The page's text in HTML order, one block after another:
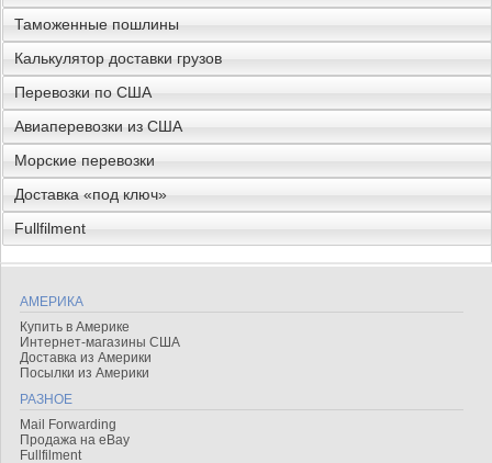
Таможенные пошлины
Калькулятор доставки грузов
Перевозки по США
Авиаперевозки из США
Морские перевозки
Доставка «под ключ»
Fullfilment
АМЕРИКА
Купить в Америке
Интернет-магазины США
Доставка из Америки
Посылки из Америки
РАЗНОЕ
Mail Forwarding
Продажа на eBay
Fullfilment